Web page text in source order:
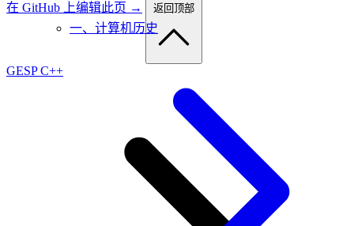
一、计算机历史
在 GitHub 上编辑此页 →
返回顶部
GESP C++